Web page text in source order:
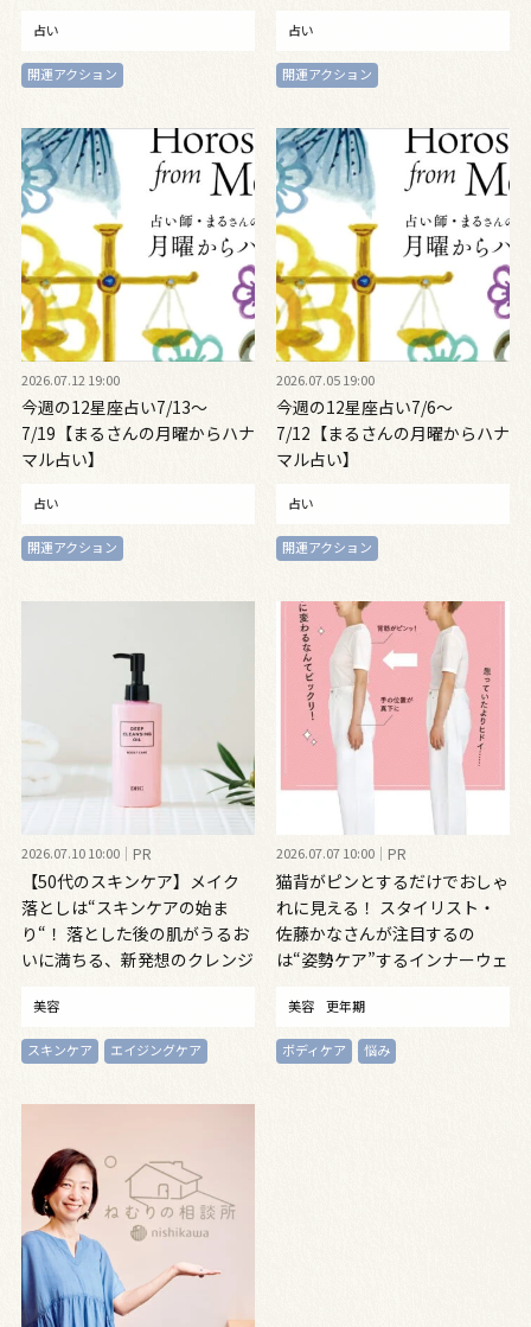
占い
開運アクション
占い
開運アクション
2026.07.12 19:00
今週の12星座占い7/13～
7/19【まるさんの月曜からハナ
マル占い】
占い
開運アクション
2026.07.05 19:00
今週の12星座占い7/6～
7/12【まるさんの月曜からハナ
マル占い】
占い
開運アクション
2026.07.10 10:00 PR
【50代のスキンケア】メイク
落としは“スキンケアの始ま
り“！ 落とした後の肌がうるお
いに満ちる、新発想のクレンジ
美容
スキンケア エイジングケア
2026.07.07 10:00 PR
猫背がピンとするだけでおしゃ
れに見える！ スタイリスト・
佐藤かなさんが注目するの
は“姿勢ケア”するインナーウェ
美容 更年期
ボディケア 悩み